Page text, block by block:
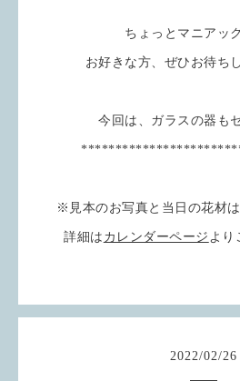
ちょっとマニアッ
お好きな方、ぜひお待ち
今回は、ガラスの器も
※見本のお写真と当日の花材
詳細は カレンダーページ より
2022/02/26